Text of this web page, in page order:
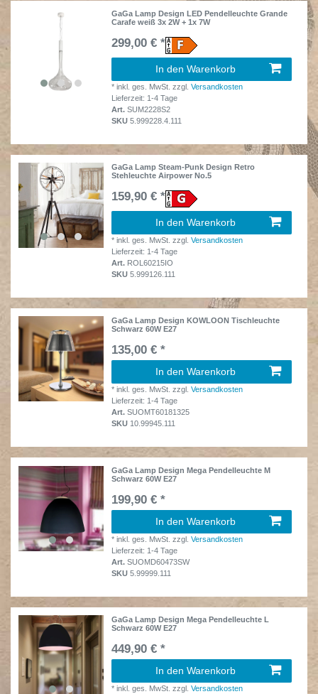
GaGa Lamp Design LED Pendelleuchte Grande
Carafe weiß 3x 2W + 1x 7W
299,00 € *
In den Warenkorb
*inkl. ges. MwSt. zzgl.Versandkosten
Lieferzeit: 1-4 Tage
Art.SUM2228S2
SKU5.999228.4.111
GaGa Lamp Steam-Punk Design Retro
Stehleuchte Airpower No.5
159,90 € *
In den Warenkorb
*inkl. ges. MwSt. zzgl.Versandkosten
Lieferzeit: 1-4 Tage
Art. ROL60215IO
SKU5.999126.111
GaGa Lamp Design KOWLOON Tischleuchte
Schwarz 60W E27
135,00 € *
In den Warenkorb
*inkl. ges. MwSt. zzgl.Versandkosten
Lieferzeit: 1-4 Tage
Art.SUOMT60181325
SKU 10.99945.111
GaGa Lamp Design Mega Pendelleuchte M
Schwarz 60W E27
199,90 € *
In den Warenkorb
*inkl. ges. MwSt. zzgl.Versandkosten
Lieferzeit: 1-4 Tage
Art.SUOMD60473SW
SKU5.99999.111
GaGa Lamp Design Mega Pendelleuchte L
Schwarz 60W E27
449,90 € *
In den Warenkorb
*inkl. ges. MwSt. zzgl.Versandkosten